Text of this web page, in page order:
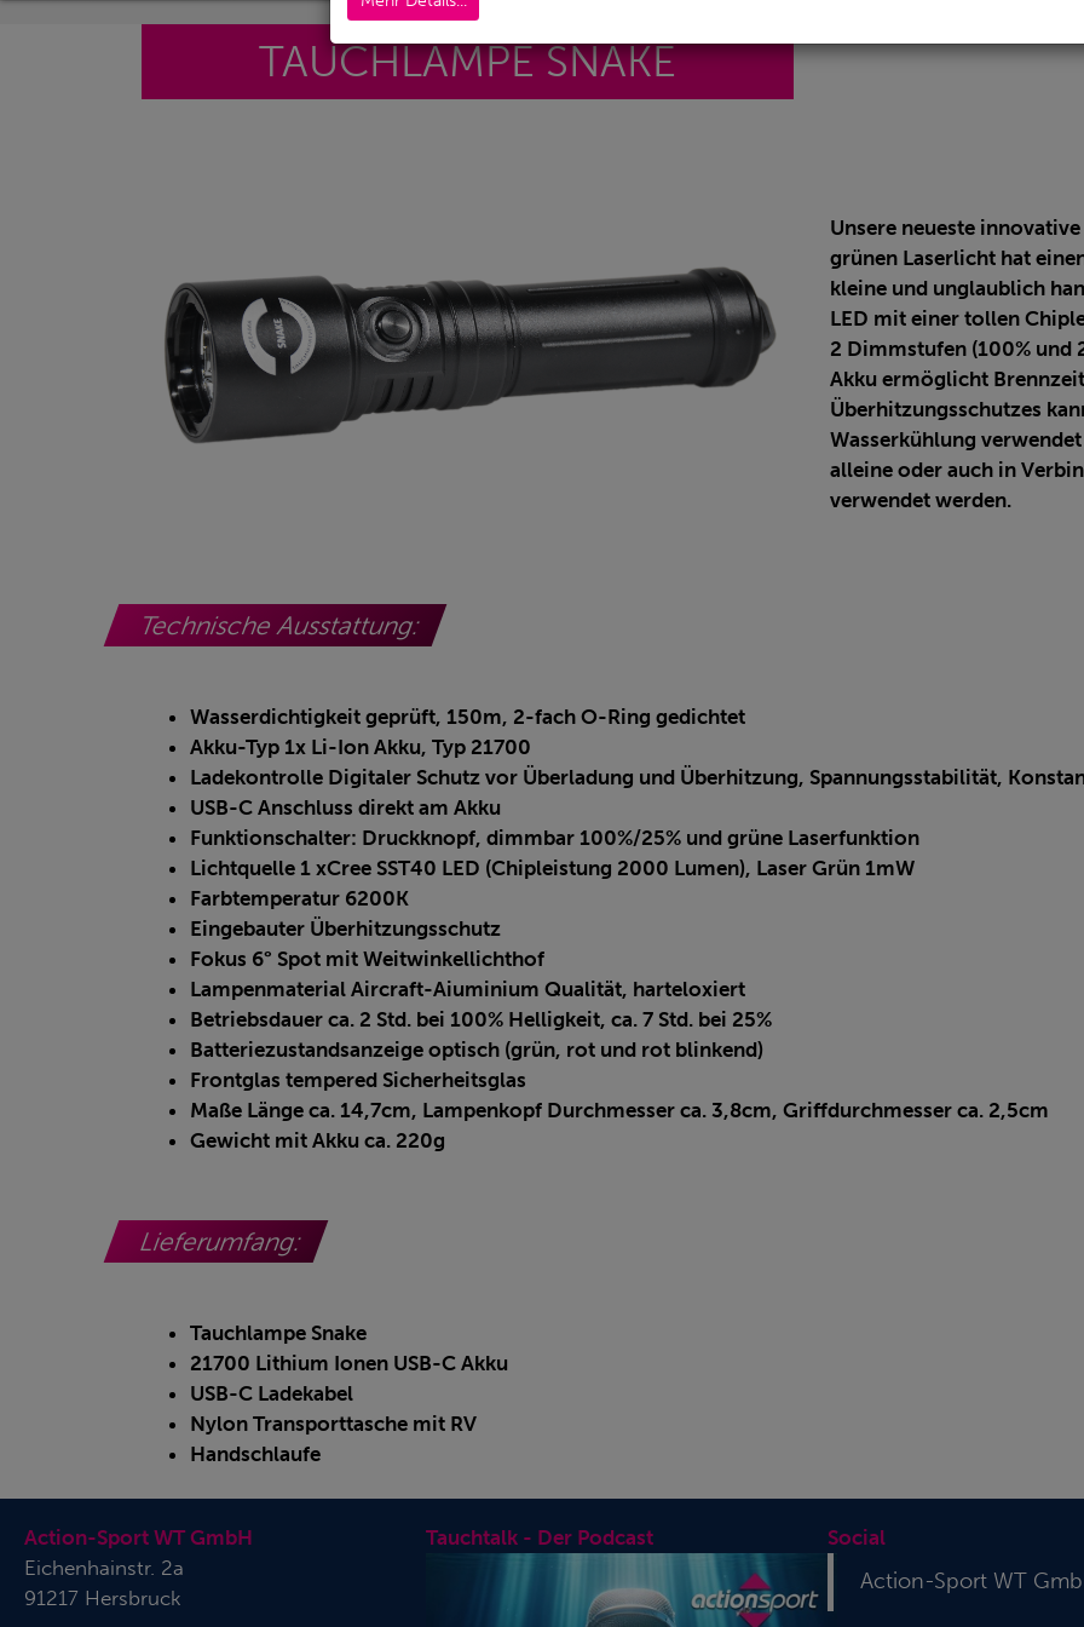
TAUCHLAMPE SNAKE
Unsere neueste
grünen Laserlicht hat
kleine und unglaublich
LED mit einer tollen
2 Dimmstufen (100% und
Akku ermöglicht
Überhitzungsschutzes
Wasserkühlung
alleine oder auch in
verwendet werden.
Technische Ausstattung:
Wasserdichtigkeit geprüft, 150m, 2-fach O-Ring gedichtet
Akku-Typ 1x Li-Ion Akku, Typ 21700
Ladekontrolle Digitaler Schutz vor Überladung und Überhitzung, Spannungsstabilität,
USB-C Anschluss direkt am Akku
Funktionschalter: Druckknopf, dimmbar 100%/25% und grüne Laserfunktion
Lichtquelle 1 xCree SST40 LED (Chipleistung 2000 Lumen), Laser Grün 1mW
Farbtemperatur 6200K
Eingebauter Überhitzungsschutz
Fokus 6° Spot mit Weitwinkellichthof
Lampenmaterial Aircraft-Aiuminium Qualität, harteloxiert
Betriebsdauer ca. 2 Std. bei 100% Helligkeit, ca. 7 Std. bei 25%
Batteriezustandsanzeige optisch (grün, rot und rot blinkend)
Frontglas tempered Sicherheitsglas
Maße Länge ca. 14,7cm, Lampenkopf Durchmesser ca. 3,8cm, Griffdurchmesser ca. 2,5cm
Gewicht mit Akku ca. 220g
Lieferumfang:
Tauchlampe Snake
21700 Lithium Ionen USB-C Akku
USB-C Ladekabel
Nylon Transporttasche mit RV
Handschlaufe
Action-Sport WT GmbH
Eichenhainstr. 2a
91217 Hersbruck
Tauchtalk - Der Podcast Social
Action-Sport WT